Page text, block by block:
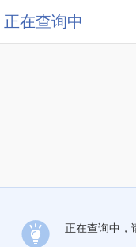
正在查询中
正在查询中，